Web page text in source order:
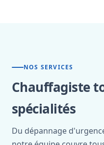
NOS SERVICES
Chauffagiste
spécialités
Du dépannage